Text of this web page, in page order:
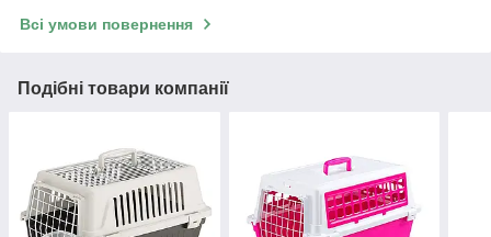
Всі умови повернення
Подібні товари компанії